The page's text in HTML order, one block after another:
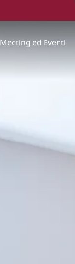
Meeting ed Eventi